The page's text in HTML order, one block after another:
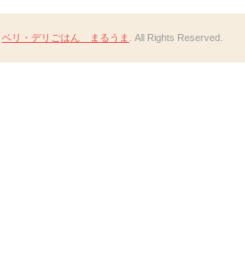
ベリ・デリごはん まるうま . All Rights Reserved.